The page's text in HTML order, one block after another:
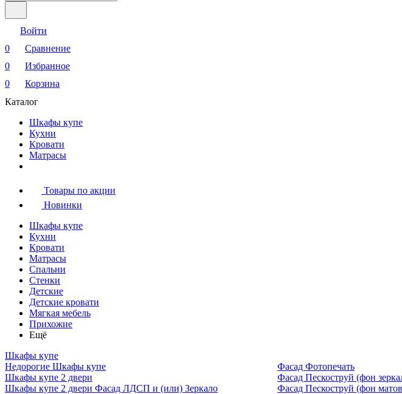
Войти
0
Сравнение
0
Избранное
0
Корзина
Каталог
Шкафы купе
Кухни
Кровати
Матрасы
Товары по акции
Новинки
Шкафы купе
Кухни
Кровати
Матрасы
Cпальни
Стенки
Детские
Детские кровати
Мягкая мебель
Прихожие
Ещё
Шкафы купе
Недорогие Шкафы купе
Шкафы купе 2 двери
Шкафы купе 2 двери Фасад ЛДСП и (или) Зеркало
Фасад Фотопечать
Фасад Пескоструй (фон
Фасад Пескоструй (фон